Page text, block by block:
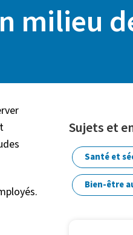
milieu
Sujets et
Santé et
Bien-être